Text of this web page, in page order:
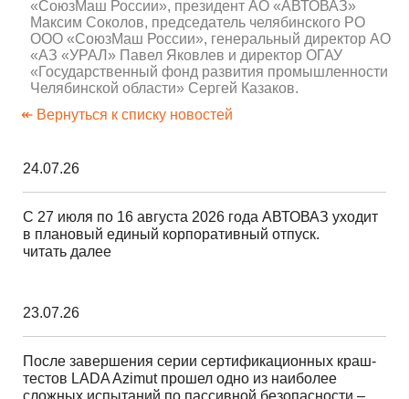
«СоюзМаш России», президент АО «АВТОВАЗ»
Максим Соколов, председатель челябинского РО
ООО «СоюзМаш России», генеральный директор АО
«АЗ «УРАЛ» Павел Яковлев и директор ОГАУ
«Государственный фонд развития промышленности
Челябинской области» Сергей Казаков.
↞ Вернуться к списку новостей
24.07.26
С 27 июля по 16 августа 2026 года АВТОВАЗ уходит
в плановый единый корпоративный отпуск.
читать далее
23.07.26
После завершения серии сертификационных краш-
тестов LADA Azimut прошел одно из наиболее